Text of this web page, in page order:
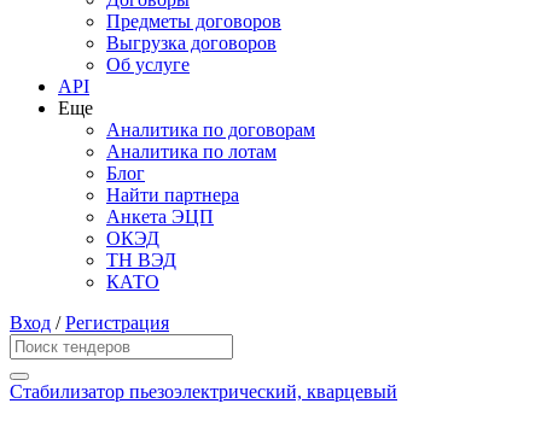
Предметы договоров
Выгрузка договоров
Об услуге
API
Еще
Аналитика по договорам
Аналитика по лотам
Блог
Найти партнера
Анкета ЭЦП
ОКЭД
ТН ВЭД
КАТО
Вход /Регистрация
Стабилизатор пьезоэлектрический, кварцевый